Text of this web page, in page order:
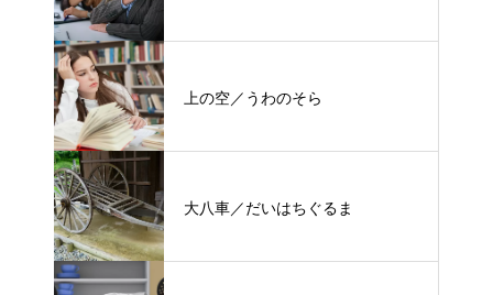
上の空／うわのそら
大八車／だいはちぐるま